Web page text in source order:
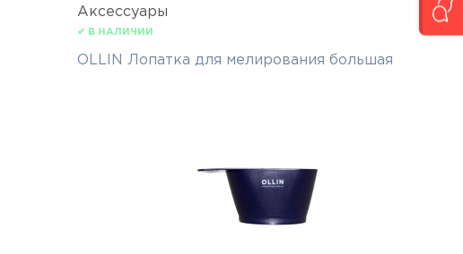
Аксессуары
✔ В НАЛИЧИИ
OLLIN Лопатка для мелирования большая